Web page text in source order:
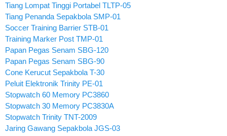
Tiang Lompat Tinggi Portabel TLTP-05
Tiang Penanda Sepakbola SMP-01
Soccer Training Barrier STB-01
Training Marker Post TMP-01
Papan Pegas Senam SBG-120
Papan Pegas Senam SBG-90
Cone Kerucut Sepakbola T-30
Peluit Elektronik Trinity PE-01
Stopwatch 60 Memory PC3860
Stopwatch 30 Memory PC3830A
Stopwatch Trinity TNT-2009
Jaring Gawang Sepakbola JGS-03